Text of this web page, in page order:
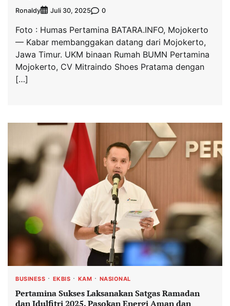
Ronaldy Juli 30, 2025 0
Foto : Humas Pertamina BATARA.INFO, Mojokerto
— Kabar membanggakan datang dari Mojokerto,
Jawa Timur. UKM binaan Rumah BUMN Pertamina
Mojokerto, CV Mitraindo Shoes Pratama dengan
[…]
BUSINESS EKBIS KAM NASIONAL
Pertamina Sukses Laksanakan Satgas Ramadan
dan Idulfitri 2025, Pasokan Energi Aman dan